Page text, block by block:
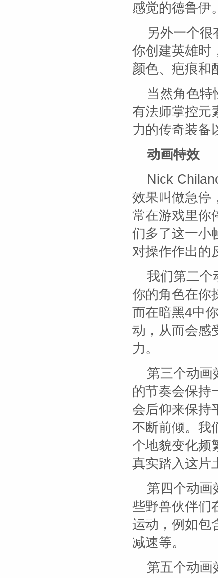
感觉的德鲁伊
另外一个
你创建英雄时
颜色、疤痕和
当然角色特
有法师掌控元
力的传奇装备
动画特效
Nick
效果叫做急停
常在游戏里你
们多了这一小
对操作作出的
我们第二个
你的角色在你
而在暗黑4中
动，从而会感
力。
第三个动画
的节奏会保持
会后仰来保持
不断前倾。我
个地貌变化频
真实踏入这片
第四个动画
些野兽伙伴们
运动，例如包
减速等。
第五个动画